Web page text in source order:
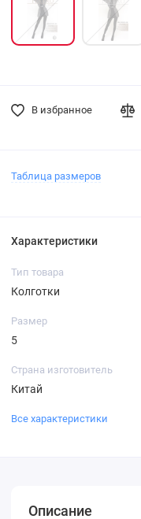
В избранное
Таблица размеров
Характеристики
Тип товара
Колготки
Размер
5
Страна изготовитель
Китай
Все характеристики
Описание